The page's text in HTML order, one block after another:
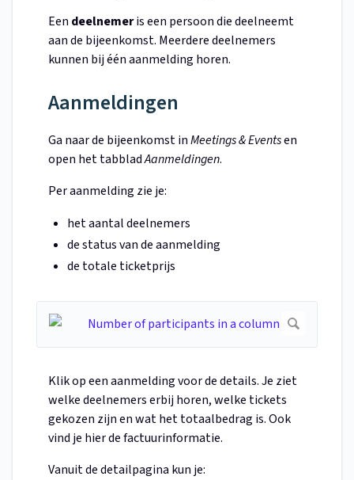
Een deelnemeris een persoon die deelneemt
aan de bijeenkomst. Meerdere deelnemers
kunnen bij één aanmelding horen.
Aanmeldingen
Ga naar de bijeenkomst inMeetings & Eventsen
open het tabbladAanmeldingen.
Per aanmelding zie je:
het aantal deelnemers
de status van de aanmelding
de totale ticketprijs
Klik op een aanmelding voor de details. Je ziet
welke deelnemers erbij horen, welke tickets
gekozen zijn en wat het totaalbedrag is. Ook
vind je hier de factuurinformatie.
Vanuit de detailpagina kun je: